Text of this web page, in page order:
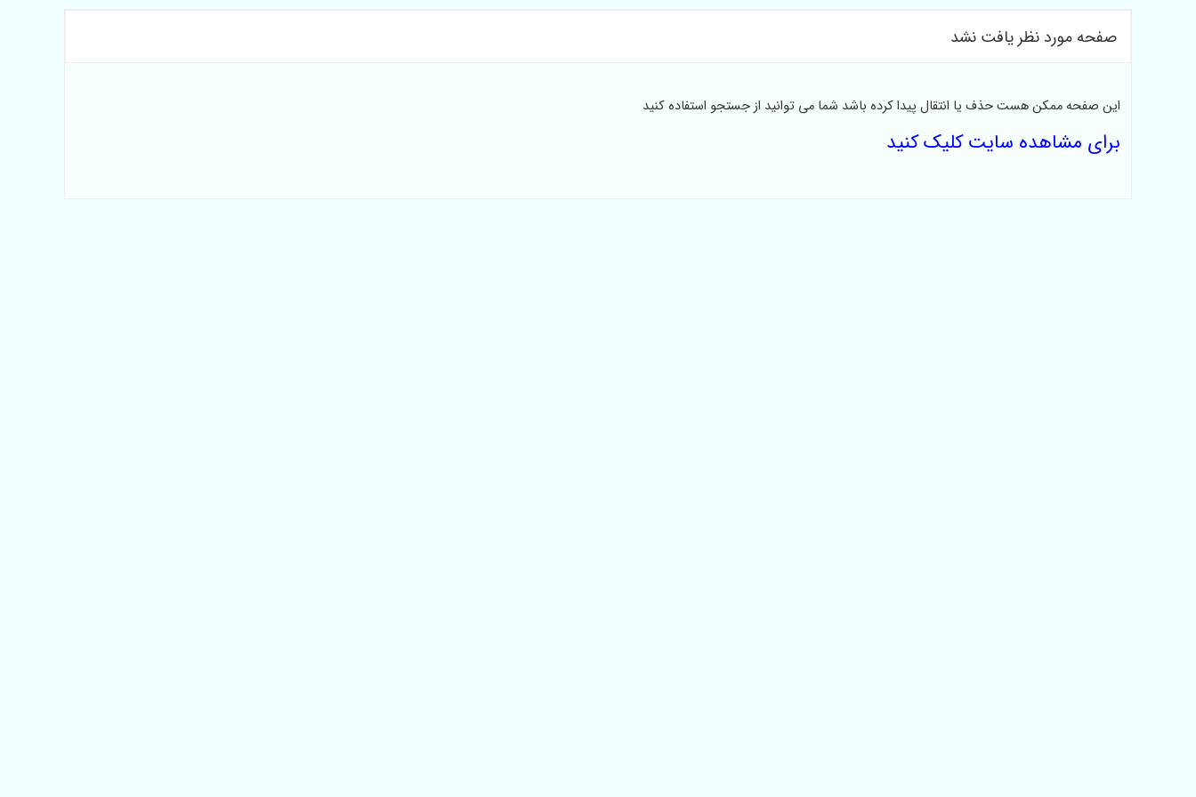
صفحه مورد نظر یافت نشد
این صفحه ممکن هست حذف یا انتقال پیدا کرده باشد شما می توانید از جستجو استفاده کنید
برای مشاهده سایت کلیک کنید